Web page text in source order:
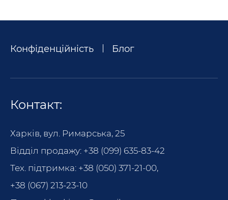
Контакт:
Харків, вул. Римарська, 25
Відділ продажу: +38 (099) 635-83-42
Тех. підтримка: +38 (050) 371-21-00,
+38 (067) 213-23-10
Конфіденційність Блог